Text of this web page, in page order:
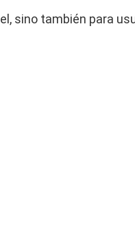
sino también para